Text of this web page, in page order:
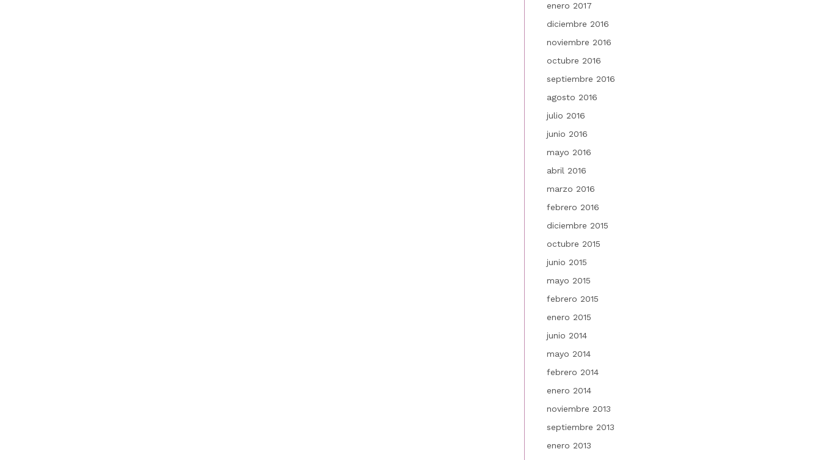
enero 2017
diciembre 2016
noviembre 2016
octubre 2016
septiembre 2016
agosto 2016
julio 2016
junio 2016
mayo 2016
abril 2016
marzo 2016
febrero 2016
diciembre 2015
octubre 2015
junio 2015
mayo 2015
febrero 2015
enero 2015
junio 2014
mayo 2014
febrero 2014
enero 2014
noviembre 2013
septiembre 2013
enero 2013